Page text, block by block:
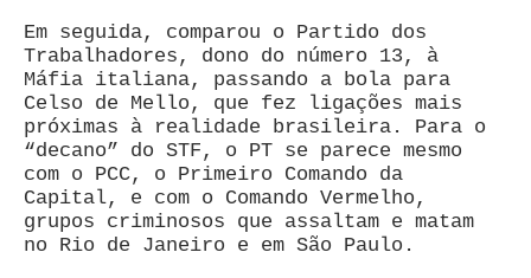
Em seguida, comparou o Partido dos
Trabalhadores, dono do número 13, à
Máfia italiana, passando a bola para
Celso de Mello, que fez ligações mais
próximas à realidade brasileira. Para o
“decano” do STF, o PT se parece mesmo
com o PCC, o Primeiro Comando da
Capital, e com o Comando Vermelho,
grupos criminosos que assaltam e matam
no Rio de Janeiro e em São Paulo.